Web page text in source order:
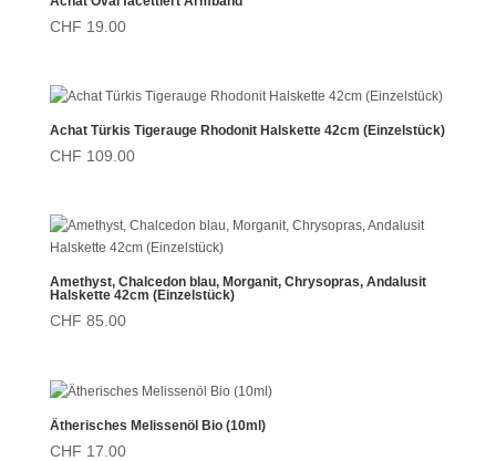
CHF 19.00
Achat Türkis Tigerauge Rhodonit Halskette 42cm (Einzelstück)
CHF 109.00
Amethyst, Chalcedon blau, Morganit, Chrysopras, Andalusit
Halskette 42cm (Einzelstück)
CHF 85.00
Ätherisches Melissenöl Bio (10ml)
CHF 17.00